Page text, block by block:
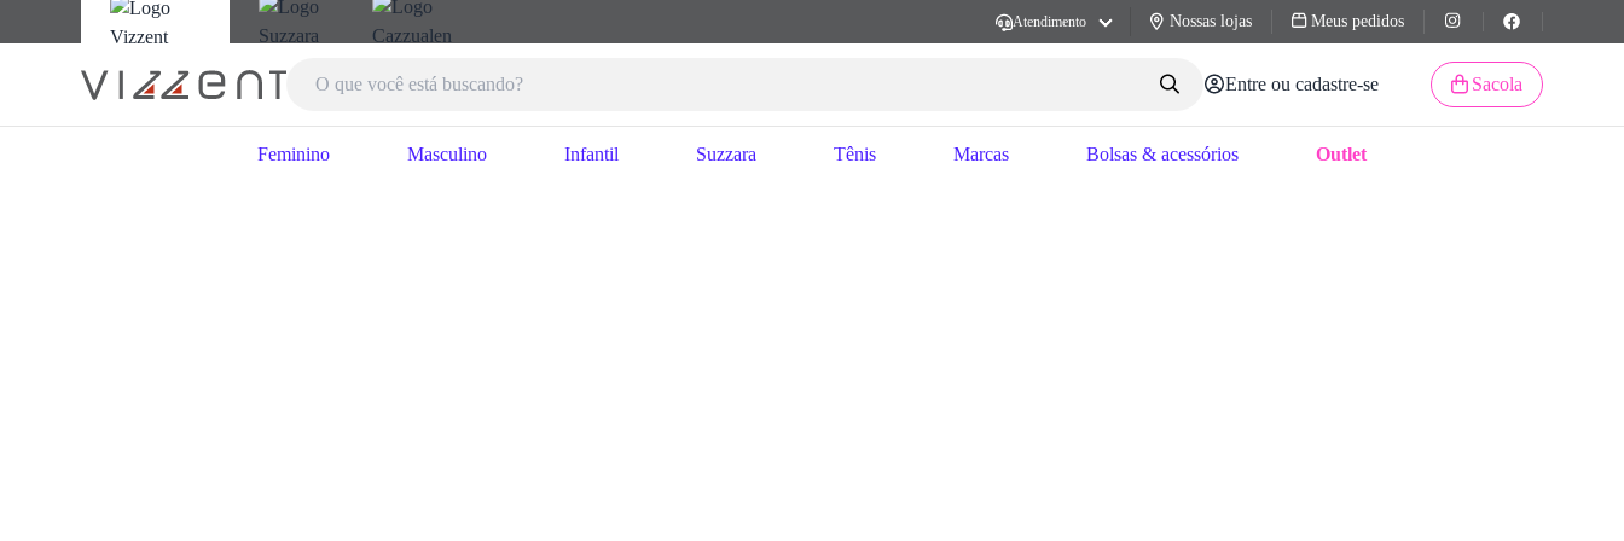
Atendimento Nossas lojas Meus pedidos
Entre ou cadastre-se Sacola
Feminino Masculino Infantil Suzzara Tênis Marcas Bolsas & acessórios Outlet